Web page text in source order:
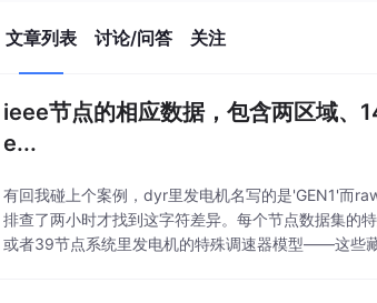
文章列表 讨论/问答 关注
ieee节点的相应数据，包含两区域
e...
有回我碰上个案例，dyr里发电机名写的是'GEN1'而
排查了两小时才找到这字符差异。每个节点数据集的
或者39节点系统里发电机的特殊调速器模型——这些